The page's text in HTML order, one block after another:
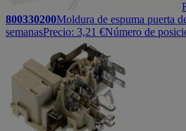
800330200Moldura de espuma puerta
semanasPrecio: 3,21 €Número de